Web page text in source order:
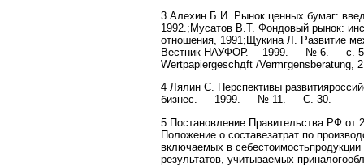
3 Алехин Б.И. Рынок ценных бумаг:
1992.;Мусатов В.Т. Фондовый рынок:
отношения, 1991;Щукина Л. Развитие
Вестник НАУФОР. —1999. — № 6. — с.
Wertpapiergeschдft /Vermгgensberatung,
4 Лялин С. Перспективы
бизнес. — 1999. — № 11. — С. 30.
5 Постановление Правительства РФ
Положение о составезатрат по
включаемых в
результатов, учитываемых